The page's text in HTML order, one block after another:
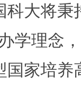
科大将秉
学理念
国家培